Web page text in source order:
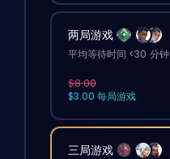
两局游戏
平均等待时间 <30 分钟
$8.00
$3.00 每局游戏
三局游戏